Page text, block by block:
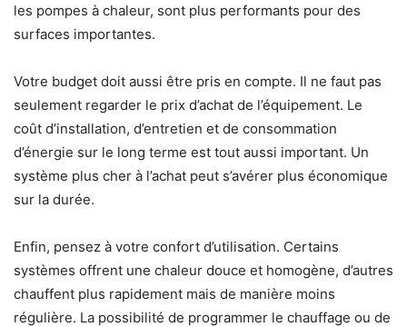
les pompes à chaleur, sont plus performants pour des
surfaces importantes.
Votre budget doit aussi être pris en compte. Il ne faut pas
seulement regarder le prix d’achat de l’équipement. Le
coût d’installation, d’entretien et de consommation
d’énergie sur le long terme est tout aussi important. Un
système plus cher à l’achat peut s’avérer plus économique
sur la durée.
Enfin, pensez à votre confort d’utilisation. Certains
systèmes offrent une chaleur douce et homogène, d’autres
chauffent plus rapidement mais de manière moins
régulière. La possibilité de programmer le chauffage ou de